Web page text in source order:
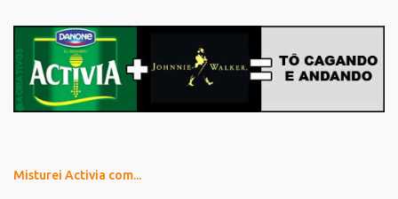
Misturei Activia com...